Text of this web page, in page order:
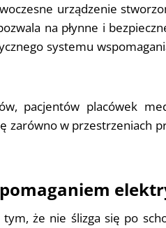
urządzenie
na płynne i
systemu
pacjentów placówek
zarówno w przestrzeniach
że nie ślizga się po